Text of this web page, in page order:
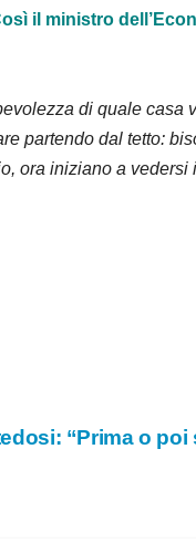
il ministro
di quale casa
partendo dal tetto:
ora iniziano a
“Prima o